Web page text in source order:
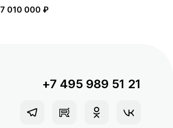
7 010 000 ₽
+7 495 989 51 21